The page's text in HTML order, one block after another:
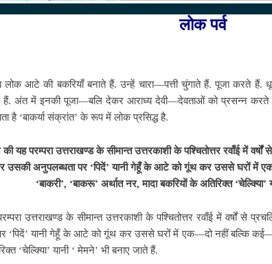
लोक पर्व
लोक आटे की बकरियाँ बनाते हैं. उन्हें चारा—पत्ती चुंगाते हैं. पूजा करते
हैं. अंत में इनकी पूजा—बलि देकर आराध्य देवी—देवताओं को प्रसन्न करते हैं.
है ‘बाकर्या संक्रांत’ के रूप में लोक प्रसिद्ध है.
की यह परम्परा उत्तराखण्ड के सीमान्त उत्तरकाशी के पश्चितोत्तर रवाँई में
और उसकी अनुपलब्धता पर ‘पिदें’ यानी गेहूँ के आटे को गूंथ कर उससे घरों में
‘बाकरी’, ‘बाकरू’ अर्थात नर, मादा बकरियों के अतिरिक्त
उत्तराखण्ड के सीमान्त उत्तरकाशी के पश्चितोत्तर रवाँई में वर्षों से
‘पिदें’ यानी गेहूँ के आटे को गूंथ कर उससे घरों में एक—दो नहीं बल्कि
‘चेल्क्यिा’ यानी ‘ मेमने’ भी बनाए जाते हैं.